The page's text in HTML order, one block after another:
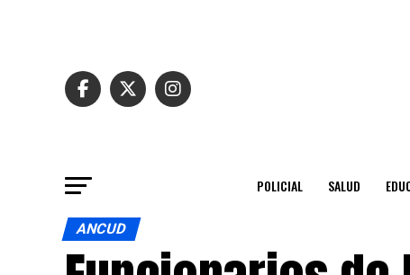
POLICIAL SALUD
ANCUD